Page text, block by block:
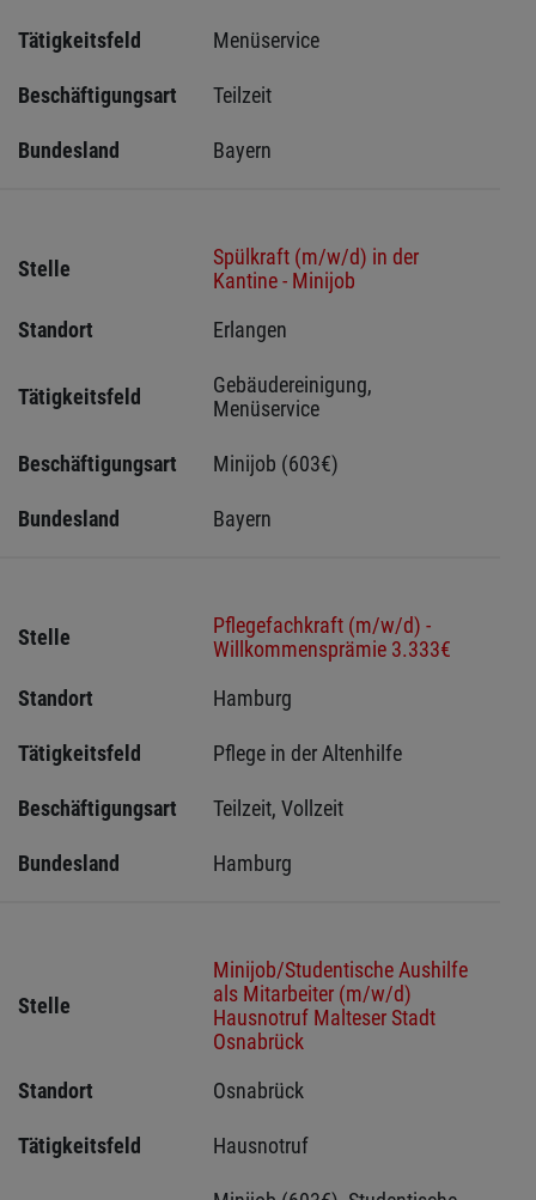
Tätigkeitsfeld Menüservice
Beschäftigungsart Teilzeit
Bundesland Bayern
Stelle
Spülkraft (m/w/d) in der
Kantine - Minijob
Standort
Erlangen
Tätigkeitsfeld
Gebäudereinigung,
Menüservice
Beschäftigungsart Minijob (603€)
Bundesland Bayern
Stelle
Pflegefachkraft (m/w/d) -
Willkommensprämie 3.333€
Standort
Hamburg
Tätigkeitsfeld Pflege in der Altenhilfe
Beschäftigungsart Teilzeit, Vollzeit
Bundesland Hamburg
Stelle
Minijob/Studentische Aushilfe
als Mitarbeiter (m/w/d)
Hausnotruf Malteser Stadt
Osnabrück
Standort
Osnabrück
Tätigkeitsfeld Hausnotruf